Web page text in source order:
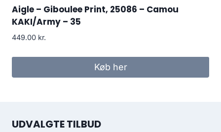
Aigle – Giboulee Print, 25086 – Camou
KAKI/Army – 35
449.00 kr.
Køb her
UDVALGTE TILBUD